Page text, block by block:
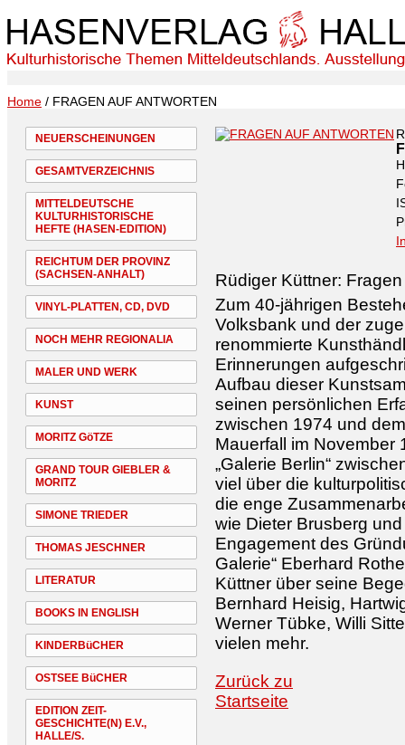
Home / FRAGEN AUF ANTWORTEN
NEUERSCHEINUNGEN
GESAMTVERZEICHNIS
MITTELDEUTSCHE
KULTURHISTORISCHE
HEFTE (HASEN-EDITION)
REICHTUM DER PROVINZ
(SACHSEN-ANHALT)
VINYL-PLATTEN, CD, DVD
NOCH MEHR REGIONALIA
MALER UND WERK
KUNST
MORITZ GöTZE
GRAND TOUR GIEBLER &
MORITZ
SIMONE TRIEDER
THOMAS JESCHNER
LITERATUR
BOOKS IN ENGLISH
KINDERBüCHER
OSTSEE BüCHER
EDITION ZEIT-
GESCHICHTE(N) E.V.,
HALLE/S.
Rüdiger Küttner:
Zum 40-jährigen
Volksbank und der
renommierte
Erinnerungen
Aufbau dieser
seinen persönlichen
zwischen 1974 und dem
Mauerfall im November
„Galerie Berlin“
viel über die
die enge
wie Dieter Brusberg
Engagement des
Galerie“ Eberhard
Küttner über seine
Bernhard Heisig,
Werner Tübke, Willi
vielen mehr.
Zurück zu
Startseite